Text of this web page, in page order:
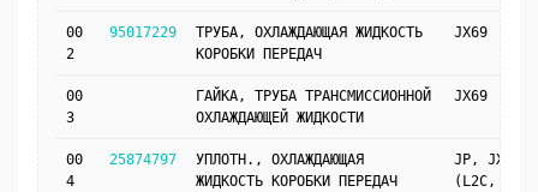
00
2
95017229
ТРУБА, ОХЛАЖДАЮЩАЯ ЖИДКОСТЬ
КОРОБКИ ПЕРЕДАЧ
JX69
00
3
ГАЙКА, ТРУБА ТРАНСМИССИОННОЙ
ОХЛАЖДАЮЩЕЙ ЖИДКОСТИ
JX69
00
4
25874797
УПЛОТН., ОХЛАЖДАЮЩАЯ
ЖИДКОСТЬ КОРОБКИ ПЕРЕДАЧ
JP, JX69
(L2C, MM1)